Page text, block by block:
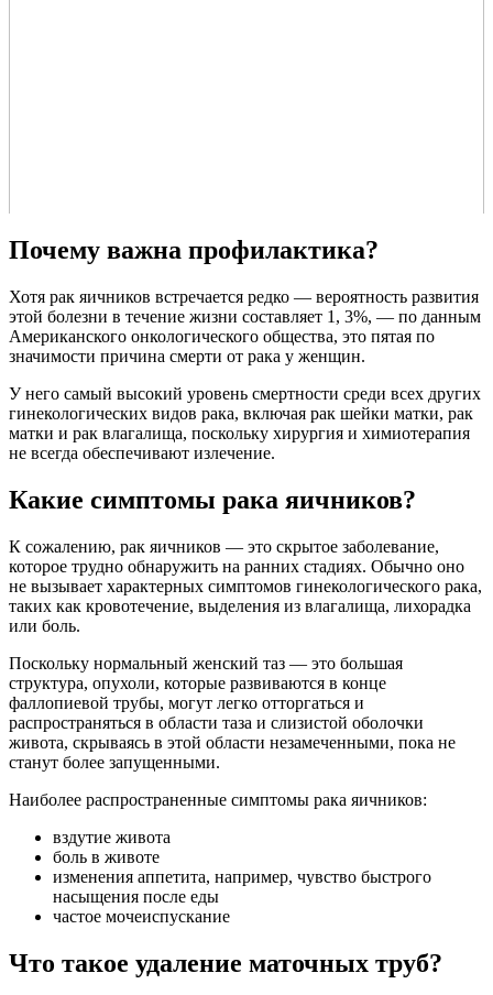
Почему важна профилактика?
Хотя рак яичников встречается редко — вероятность развития
этой болезни в течение жизни составляет 1, 3%, — по данным
Американского онкологического общества, это пятая по
значимости причина смерти от рака у женщин.
У него самый высокий уровень смертности среди всех других
гинекологических видов рака, включая рак шейки матки, рак
матки и рак влагалища, поскольку хирургия и химиотерапия
не всегда обеспечивают излечение.
Какие симптомы рака яичников?
К сожалению, рак яичников — это скрытое заболевание,
которое трудно обнаружить на ранних стадиях. Обычно оно
не вызывает характерных симптомов гинекологического рака,
таких как кровотечение, выделения из влагалища, лихорадка
или боль.
Поскольку нормальный женский таз — это большая
структура, опухоли, которые развиваются в конце
фаллопиевой трубы, могут легко отторгаться и
распространяться в области таза и слизистой оболочки
живота, скрываясь в этой области незамеченными, пока не
станут более запущенными.
Наиболее распространенные симптомы рака яичников:
вздутие живота
боль в животе
изменения аппетита, например, чувство быстрого
насыщения после еды
частое мочеиспускание
Что такое удаление маточных труб?